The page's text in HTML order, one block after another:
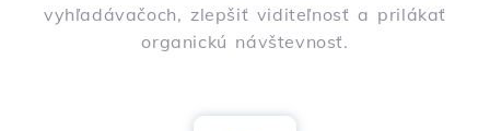
vyhľadávačoch, zlepšiť viditeľnosť a prilákať
organickú návštevnosť.